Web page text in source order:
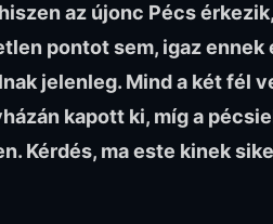
az újonc Pécs
pontot sem, igaz ennek
jelenleg. Mind a két fél
kapott ki, míg a
Kérdés, ma este kinek